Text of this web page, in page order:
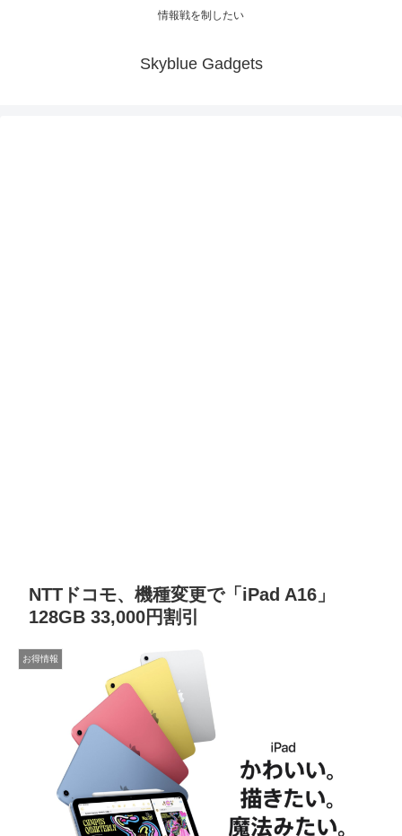
情報戦を制したい
Skyblue Gadgets
NTTドコモ、機種変更で「iPad A16」
128GB 33,000円割引
お得情報